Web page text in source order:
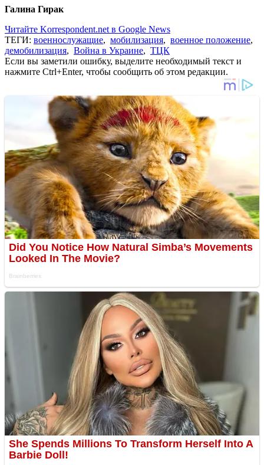
Галина Гирак
Читайте Korrespondent.net в Google News
ТЕГИ: военнослужащие, мобилизация, военное положение,
демобилизация, Война в Украине, ТЦК
Если вы заметили ошибку, выделите необходимый текст и
нажмите Ctrl+Enter, чтобы сообщить об этом редакции.